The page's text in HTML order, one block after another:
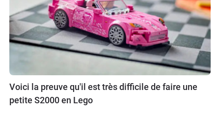
Voici la preuve qu'il est très difficile de faire une
petite S2000 en Lego